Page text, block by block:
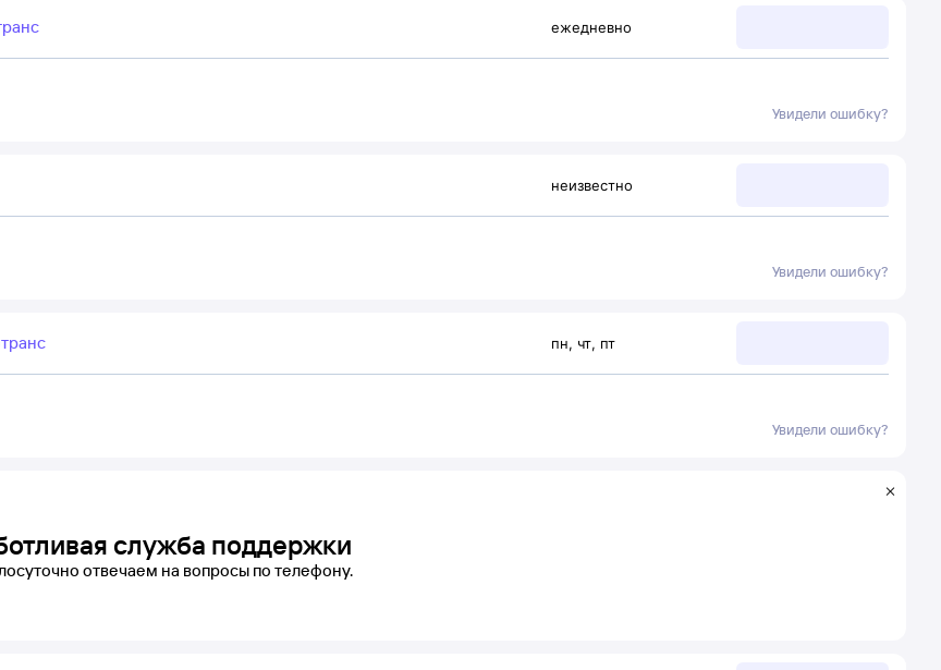
ежедневно
Увидели ошибку?
неизвестно
Увидели ошибку?
пн, чт, пт
Увидели ошибку?
служба поддержки
отвечаем на вопросы по телефону.